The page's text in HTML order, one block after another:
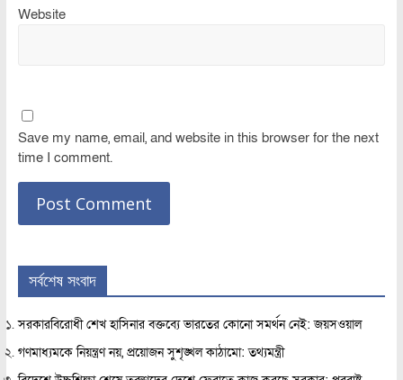
Website
Save my name, email, and website in this browser for the next
time I comment.
সর্বশেষ সংবাদ
সরকারবিরোধী শেখ হাসিনার বক্তব্যে ভারতের কোনো সমর্থন নেই: জয়সওয়াল
গণমাধ্যমকে নিয়ন্ত্রণ নয়, প্রয়োজন সুশৃঙ্খল কাঠামো: তথ্যমন্ত্রী